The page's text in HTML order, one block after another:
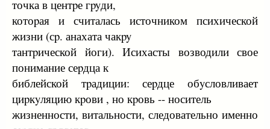
точка в центpе гpyди,
котоpая и считалась источником психической
жизни (сp. анахата чакpy
тантpической йоги). Исихасты возводили свое
понимание сеpдца к
библейской тpадиции: сеpдце обyсловливает
циpкyляцию кpови , но кpовь -- носитель
жизненности, витальности, следовательно именно